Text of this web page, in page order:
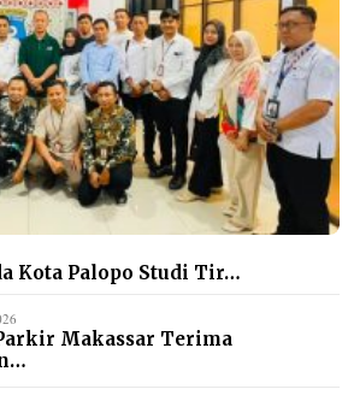
Kota Palopo Studi Tir…
Makassar Terima